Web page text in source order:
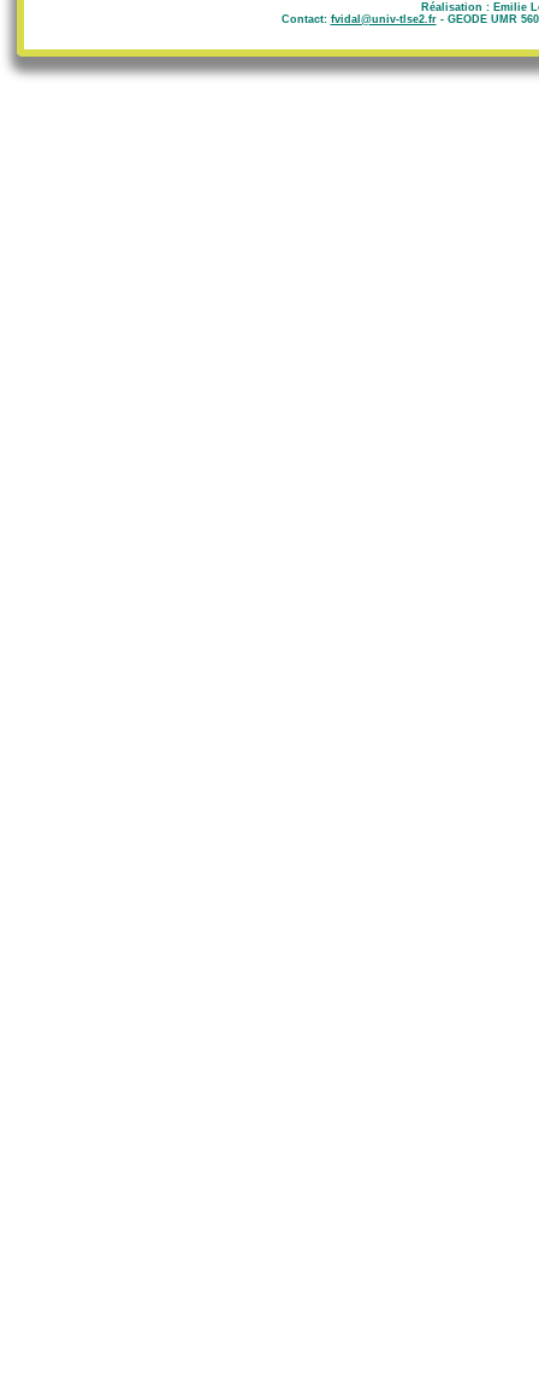
Réalisation : Emilie
Contact: fvidal@univ-tlse2.fr- GEODE UMR